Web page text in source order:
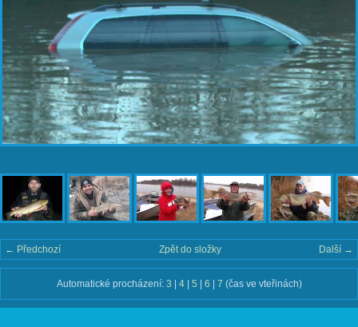
← Předchozí Další →
Zpět do složky
Automatické procházení: 3 | 4| 5 | 6 | 7 (čas ve vteřinách)